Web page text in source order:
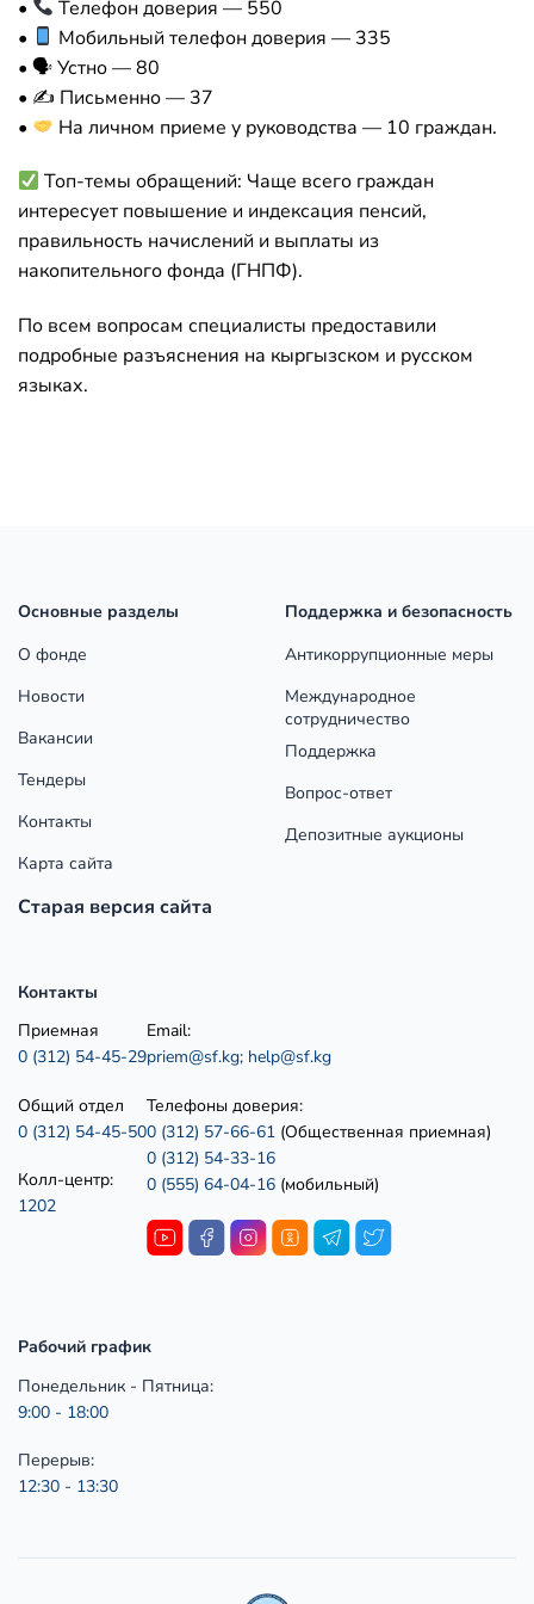
•
Телефон доверия — 550
•
Мобильный телефон доверия — 335
• 🗣Устно — 80
• ✍️ Письменно — 37
•
На личном приеме у руководства — 10 граждан.
Топ-темы обращений: Чаще всего граждан
интересует повышение и индексация пенсий,
правильность начислений и выплаты из
накопительного фонда (ГНПФ).
По всем вопросам специалисты предоставили
подробные разъяснения на кыргызском и русском
языках.
Основные разделы
О фонде
Новости
Вакансии
Тендеры
Контакты
Карта сайта
Старая версия сайта
Поддержка и безопасность
Антикоррупционные меры
Международное
сотрудничество
Поддержка
Вопрос-ответ
Депозитные аукционы
Контакты
Приемная
0 (312) 54-45-29
Общий отдел
0 (312) 54-45-50
Колл-центр:
1202
Email:
priem@sf.kg; help@sf.kg
Телефоны доверия:
0 (312) 57-66-61 (Общественная приемная)
0 (312) 54-33-16
0 (555) 64-04-16 (мобильный)
Рабочий график
Понедельник - Пятница:
9:00 - 18:00
Перерыв:
12:30 - 13:30